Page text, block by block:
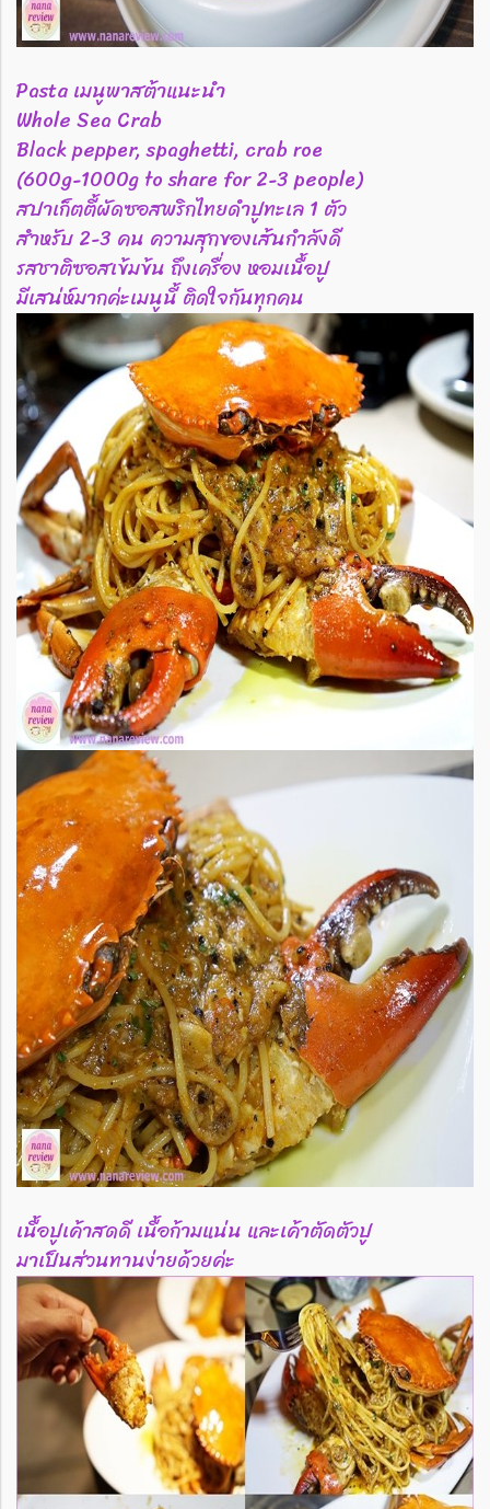
Pasta เมนูพาสต้าแนะนำ
Whole Sea Crab
Black pepper, spaghetti, crab roe
(600g-1000g to share for 2-3 people)
สปาเก็ตตี้ผัดซอสพริกไทยดำปูทะเล 1 ตัว
สำหรับ 2-3 คน ความสุกของเส้นกำลังดี
รสชาติซอสเข้มข้น ถึงเครื่อง หอมเนื้อปู
มีเสน่ห์มากค่ะเมนูนี้ ติดใจกันทุกคน
เนื้อปูเค้าสดดี เนื้อก้ามแน่น และเค้าตัดตัวปู
มาเป็นส่วนทานง่ายด้วยค่ะ